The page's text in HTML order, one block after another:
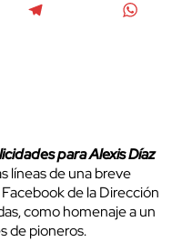
para Alexis Díaz
líneas de una breve
de la Dirección
como homenaje a un
de pioneros.